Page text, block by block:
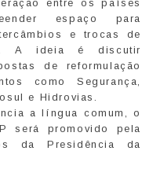
entre os países
espaço para
e trocas de
A ideia é discutir
de reformulação
como Segurança,
e Hidrovias.
a língua comum, o
será promovido pela
da Presidência da